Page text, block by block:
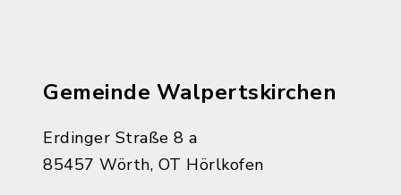
Gemeinde Walpertskirchen
Erdinger Straße 8 a
85457 Wörth, OT Hörlkofen